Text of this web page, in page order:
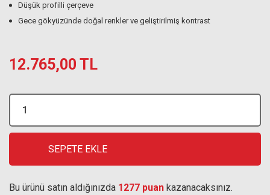
Düşük profilli çerçeve
Gece gökyüzünde doğal renkler ve geliştirilmiş kontrast
12.765,00 TL
SEPETE EKLE
Bu ürünü satın aldığınızda 1277 puan kazanacaksınız.